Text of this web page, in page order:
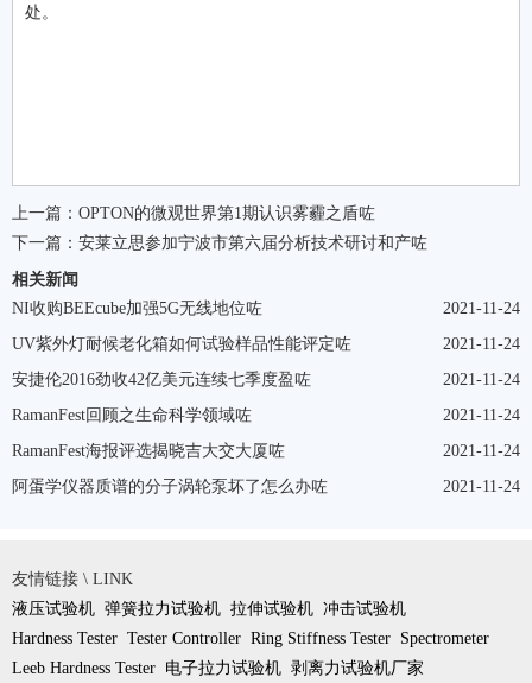
处。
上一篇： OPTON的微观世界第1期认识雾霾之盾咗
下一篇： 安莱立思参加宁波市第六届分析技术研讨和产咗
相关新闻
2021-11-24
NI收购BEEcube加强5G无线地位咗
2021-11-24
UV紫外灯耐候老化箱如何试验样品性能评定咗
2021-11-24
安捷伦2016劲收42亿美元连续七季度盈咗
2021-11-24
RamanFest回顾之生命科学领域咗
2021-11-24
RamanFest海报评选揭晓吉大交大厦咗
2021-11-24
阿蛋学仪器质谱的分子涡轮泵坏了怎么办咗
友情链接 \ LINK
液压试验机 弹簧拉力试验机 拉伸试验机 冲击试验机
Hardness Tester Tester Controller Ring Stiffness Tester Spectrometer
Leeb Hardness Tester 电子拉力试验机 剥离力试验机厂家